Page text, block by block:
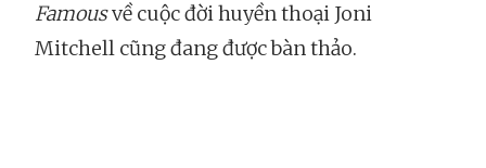
Famousvề cuộc đời huyền thoại Joni
Mitchell cũng đang được bàn thảo.